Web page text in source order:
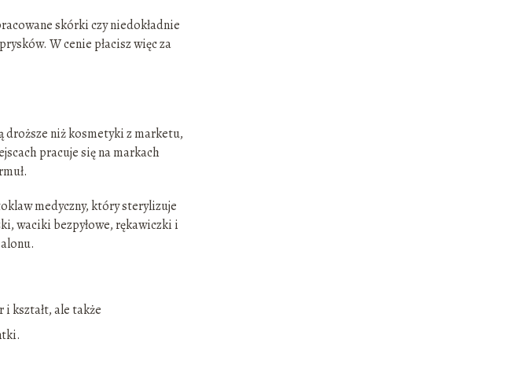
skórki czy niedokładnie
W cenie płacisz więc za
droższe niż kosmetyki z marketu,
pracuje się na markach
medyczny, który sterylizuje
waciki bezpyłowe, rękawiczki i
kształt, ale także